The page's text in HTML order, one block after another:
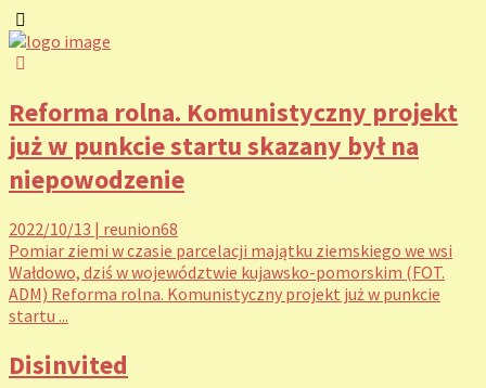
Reforma rolna. Komunistyczny projekt
już w punkcie startu skazany był na
niepowodzenie
2022/10/13 | reunion68
Pomiar ziemi w czasie parcelacji majątku ziemskiego we wsi
Wałdowo, dziś w województwie kujawsko-pomorskim (FOT.
ADM) Reforma rolna. Komunistyczny projekt już w punkcie
startu ...
Disinvited